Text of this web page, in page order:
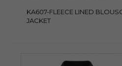
KA607-FLEECE LINED
JACKET